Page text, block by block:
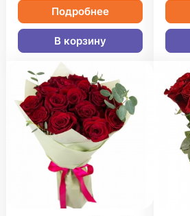
Подробнее
В корзину